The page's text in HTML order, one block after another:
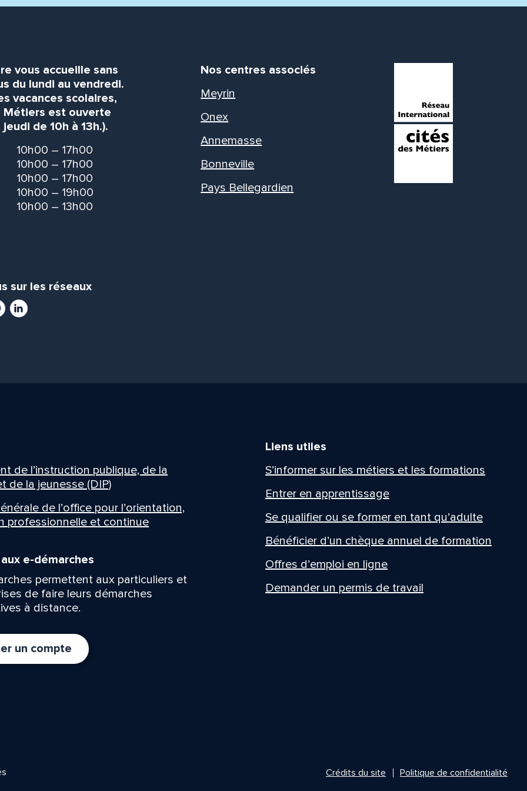
vous accueille sans
du lundi au vendredi.
vacances scolaires,
Métiers est ouverte
de 10h à 13h.).
10h00 – 17h00
10h00 – 17h00
10h00 – 17h00
10h00 – 19h00
10h00 – 13h00
sur les réseaux
LinkedIn
Nos centres associés
Meyrin
Onex
Annemasse
Bonneville
Pays Bellegardien
de l’instruction publique, de la
de la jeunesse (DIP)
de l’office pour l’orientation,
professionnelle et continue
e-démarches
permettent aux particuliers et
de faire leurs démarches
à distance.
un compte
Liens utiles
S’informer sur les métiers et les formations
Entrer en apprentissage
Se qualifier ou se former en tant qu’adulte
Bénéficier d’un chèque annuel de formation
Offres d’emploi en ligne
Demander un permis de travail
Crédits du site Politique de confidentialité